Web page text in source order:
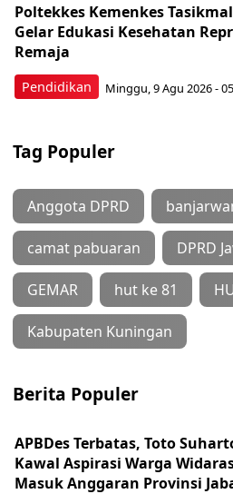
Pendidikan
Poltekkes Kemenkes
Gelar Edukasi Kesehatan
Remaja
Minggu, 9 Agu 2026 -
Tag Populer
Anggota DPRD
camat pabuaran DPRD
GEMAR hut ke 81
Kabupaten Kuningan
Berita Populer
APBDes Terbatas, Toto
Kawal Aspirasi Warga
Masuk Anggaran Provinsi